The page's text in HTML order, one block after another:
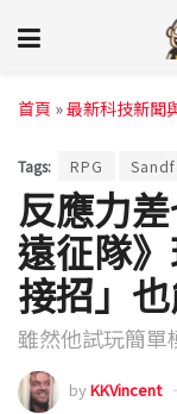
首頁 »最新科技新聞
Tags: RPG
反應力
遠征隊
接招」
雖然他試玩簡單
byKKVincent